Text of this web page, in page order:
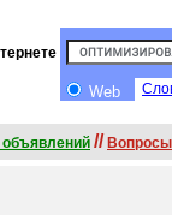
Web
//